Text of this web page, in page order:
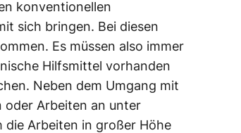
konventionellen
sich bringen. Bei diesen
Es müssen also immer
Hilfsmittel vorhanden
Neben dem Umgang mit
oder Arbeiten an unter
die Arbeiten in großer Höhe